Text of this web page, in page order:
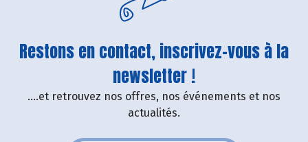
Restons en contact, inscrivez-vous à la
newsletter !
....et retrouvez nos offres, nos événements et nos
actualités.